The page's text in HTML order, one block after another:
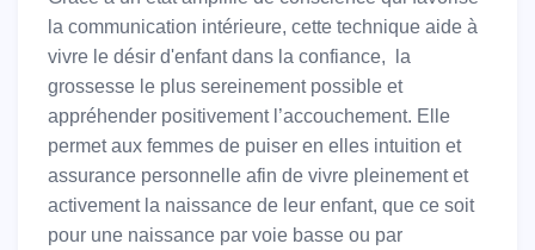
la communication intérieure, cette technique aide à
vivre le désir d'enfant dans la confiance, la
grossesse le plus sereinement possible et
appréhender positivement l’accouchement. Elle
permet aux femmes de puiser en elles intuition et
assurance personnelle afin de vivre pleinement et
activement la naissance de leur enfant, que ce soit
pour une naissance par voie basse ou par